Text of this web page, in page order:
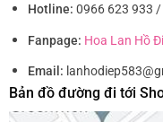
Hotline: 0966 623 933
Fanpage: Hoa Lan Hồ
Email:
Bản đồ đường đi tới